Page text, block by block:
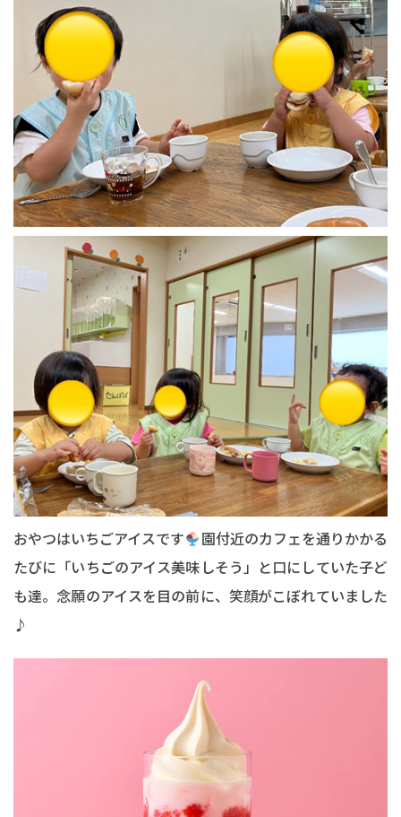
おやつはいちごアイスです
園付近のカフェを通りかかる
たびに「いちごのアイス美味しそう」と口にしていた子ど
も達。念願のアイスを目の前に、笑顔がこぼれていました
♪